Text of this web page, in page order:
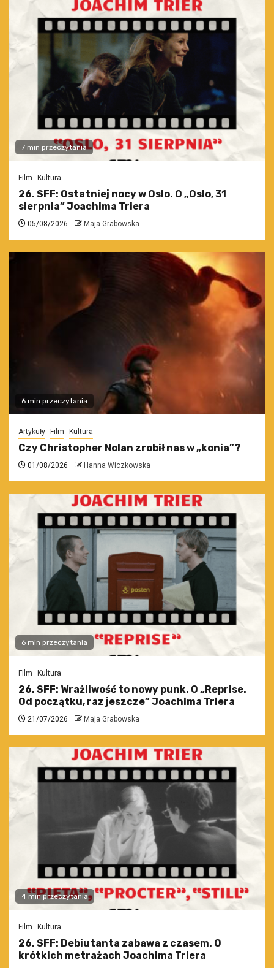
7 min przeczytania
Film Kultura
26. SFF: Ostatniej nocy w Oslo. O „Oslo, 31
sierpnia” Joachima Triera
05/08/2026 Maja Grabowska
6 min przeczytania
Artykuły Film Kultura
Czy Christopher Nolan zrobił nas w „konia”?
01/08/2026 Hanna Wiczkowska
6 min przeczytania
Film Kultura
26. SFF: Wrażliwość to nowy punk. O „Reprise.
Od początku, raz jeszcze” Joachima Triera
21/07/2026 Maja Grabowska
4 min przeczytania
Film Kultura
26. SFF: Debiutanta zabawa z czasem. O
krótkich metrażach Joachima Triera